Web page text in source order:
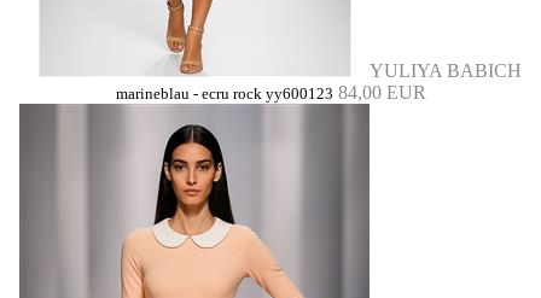
YULIYA BABICH
marineblau - ecru rock yy600123 84,00 EUR